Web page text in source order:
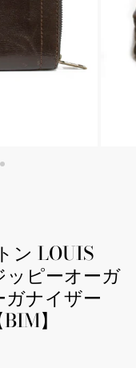
ン LOUIS
ピーオーガ
ナイザー
】